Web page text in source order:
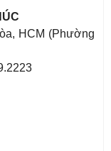
HCM (Phường